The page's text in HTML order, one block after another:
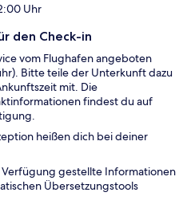
Uhr
den Check-in
vom Flughafen angeboten
Bitte teile der Unterkunft dazu
mit. Die
findest du auf
heißen dich bei deiner
gestellte Informationen
Übersetzungstools